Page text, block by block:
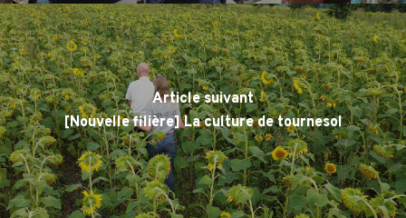
Article suivant
[Nouvelle filière] La culture de tournesol